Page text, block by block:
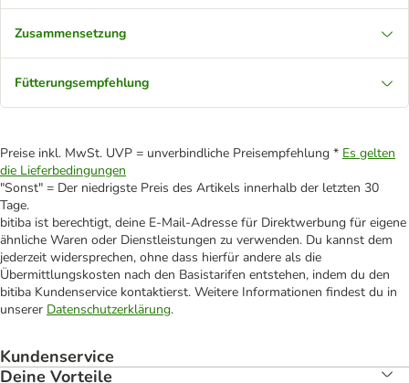
Zusammensetzung
Fütterungsempfehlung
Preise inkl. MwSt. UVP = unverbindliche Preisempfehlung * Es gelten
die Lieferbedingungen
"Sonst" = Der niedrigste Preis des Artikels innerhalb der letzten 30
Tage.
bitiba ist berechtigt, deine E-Mail-Adresse für Direktwerbung für eigene
ähnliche Waren oder Dienstleistungen zu verwenden. Du kannst dem
jederzeit widersprechen, ohne dass hierfür andere als die
Übermittlungskosten nach den Basistarifen entstehen, indem du den
bitiba Kundenservice kontaktierst. Weitere Informationen findest du in
unserer Datenschutzerklärung.
Kundenservice
Deine Vorteile